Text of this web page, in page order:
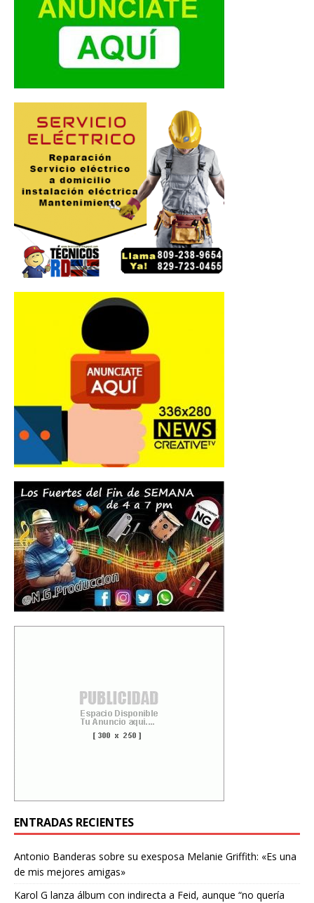
ENTRADAS RECIENTES
Antonio Banderas sobre su exesposa Melanie Griffith: «Es una
de mis mejores amigas»
Karol G lanza álbum con indirecta a Feid, aunque “no quería